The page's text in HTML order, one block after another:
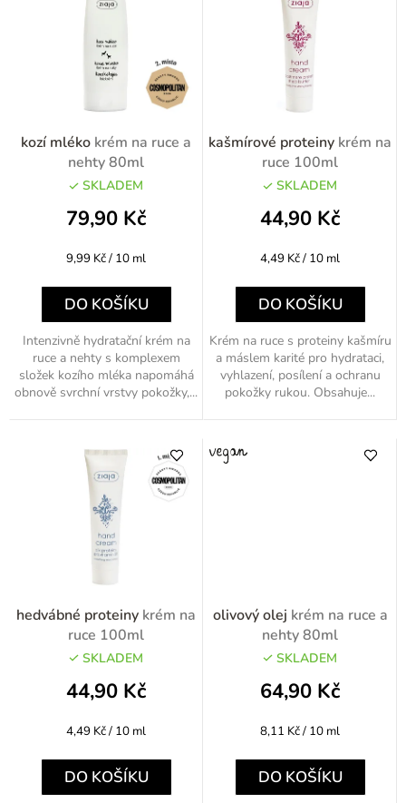
kozí mléko krém na ruce a
nehty 80ml
SKLADEM
79,90 Kč
Měrná
9,99 Kč / 10 ml
DO KOŠÍKU
Intenzivně hydratační krém na
ruce a nehty s komplexem
složek kozího mléka napomáhá
obnově svrchní vrstvy pokožky,...
kašmírové proteiny krém na
ruce 100ml
SKLADEM
44,90 Kč
Měrná
4,49 Kč / 10 ml
DO KOŠÍKU
Krém na ruce s proteiny kašmíru
a máslem karité pro hydrataci,
vyhlazení, posílení a ochranu
pokožky rukou. Obsahuje...
hedvábné proteiny krém na
ruce 100ml
SKLADEM
44,90 Kč
Měrná
4,49 Kč / 10 ml
DO KOŠÍKU
olivový olej krém na ruce a
nehty 80ml
SKLADEM
64,90 Kč
Měrná
8,11 Kč / 10 ml
DO KOŠÍKU